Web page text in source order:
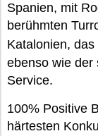
Spanien, mit
berühmten
Katalonien,
ebenso wie der
Service.
100% Positive
härtesten